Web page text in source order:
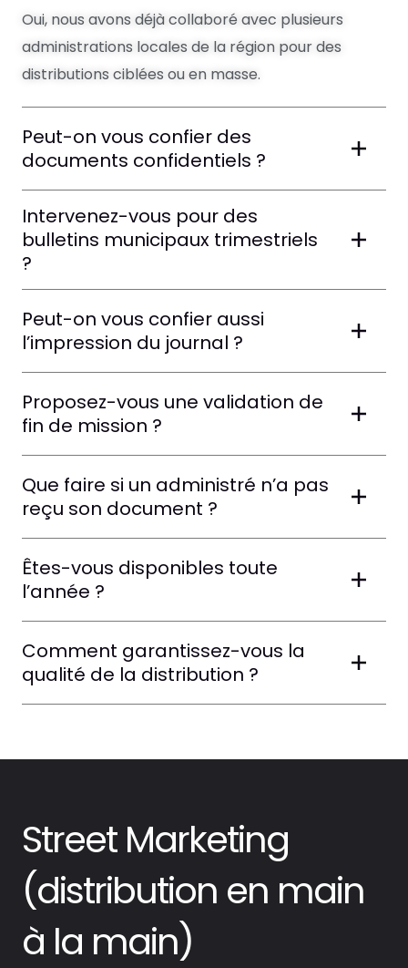
Oui, nous avons déjà collaboré avec plusieurs
administrations locales de la région pour des
distributions ciblées ou en masse.
Peut-on vous confier des
documents confidentiels ?
Intervenez-vous pour des
bulletins municipaux trimestriels
?
Peut-on vous confier aussi
l’impression du journal ?
Proposez-vous une validation de
fin de mission ?
Que faire si un administré n’a pas
reçu son document ?
Êtes-vous disponibles toute
l’année ?
Comment garantissez-vous la
qualité de la distribution ?
Street Marketing
(distribution en main
à la main)